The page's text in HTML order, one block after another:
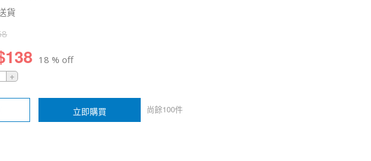
貨
138 18 % off
立即購買 尚餘100件